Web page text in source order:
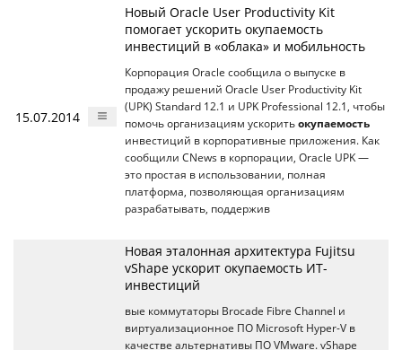
15.07.2014
Новый Oracle User Productivity Kit
помогает ускорить окупаемость
инвестиций в «облака» и мобильность
Корпорация Oracle сообщила о выпуске в
продажу решений Oracle User Productivity Kit
(UPK) Standard 12.1 и UPK Professional 12.1, чтобы
помочь организациям ускорить окупаемость
инвестиций в корпоративные приложения. Как
сообщили CNews в корпорации, Oracle UPK —
это простая в использовании, полная
платформа, позволяющая организациям
разрабатывать, поддержив
Новая эталонная архитектура Fujitsu
vShape ускорит окупаемость ИТ-
инвестиций
вые коммутаторы Brocade Fibre Channel и
виртуализационное ПО Microsoft Hyper-V в
качестве альтернативы ПО VMware. vShape